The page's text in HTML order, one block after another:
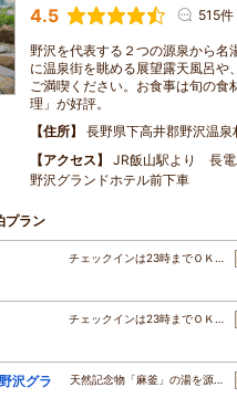
4.5 515件
野沢を代表する２つの源泉から名
に温泉街を眺める展望露天風呂や
ご満喫ください。お食事は旬の食
理」が好評。
住所
長野県下高井郡野沢温
アクセス
JR飯山駅より 長電
野沢グランドホテル前下車
プラン
チェックインは23時までＯＫ…
チェックインは23時までＯＫ…
沢グラ
天然記念物「麻釜」の湯を源…